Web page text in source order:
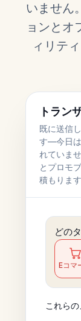
いません
ョンとオ
ィリテ
トラン
既に送信
す—今日は
れていま
とプロモ
積もります
どの
Eコマ
これら